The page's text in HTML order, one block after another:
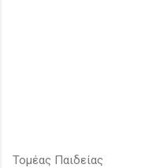
Τομέας Παιδείας